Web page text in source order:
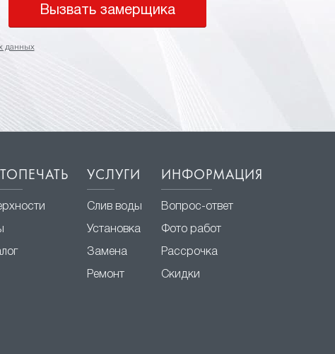
Вызвать замерщика
данных
УСЛУГИ
Слив воды
Установка
Замена
Ремонт
ИНФОРМАЦИЯ
Вопрос-ответ
Фото работ
Рассрочка
Скидки